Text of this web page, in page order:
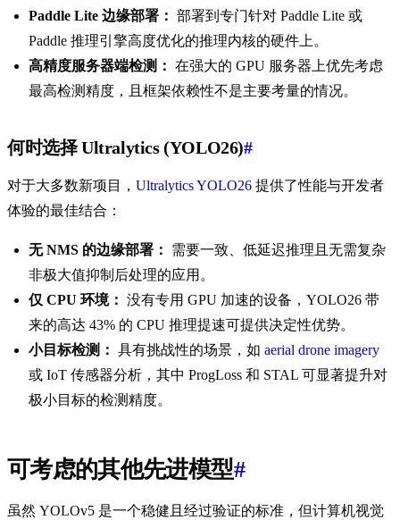
Paddle Lite 边缘部署： 部署到专门针对 Paddle Lite 或
Paddle 推理引擎高度优化的推理内核的硬件上。
高精度服务器端检测： 在强大的 GPU 服务器上优先考虑
最高检测精度，且框架依赖性不是主要考量的情况。
何时选择 Ultralytics (YOLO26)#
对于大多数新项目， Ultralytics YOLO26 提供了性能与开发者
体验的最佳结合：
无 NMS 的边缘部署：
需要一致、低延迟推理且无需复杂
非极大值抑制后处理的应用。
仅 CPU 环境： 没有专用 GPU 加速的设备，YOLO26 带
来的高达 43% 的 CPU 推理提速可提供决定性优势。
小目标检测： 具有挑战性的场景，如 aerial drone imagery
或 IoT 传感器分析，其中 ProgLoss 和 STAL 可显著提升对
极小目标的检测精度。
可考虑的其他先进模型#
虽然 YOLOv5 是一个稳健且经过验证的标准，但计算机视觉